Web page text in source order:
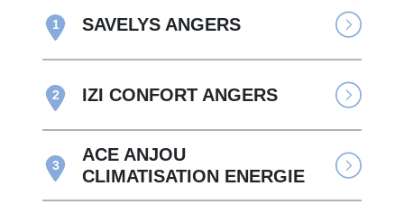
1 SAVELYS ANGERS
2 IZI CONFORT ANGERS
3
ACE ANJOU
CLIMATISATION ENERGIE